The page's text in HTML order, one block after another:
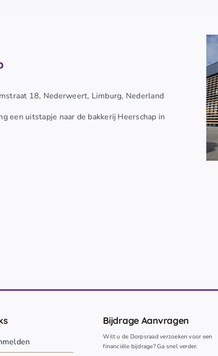
18, Nederweert, Limburg, Nederland
een uitstapje naar de bakkerij Heerschap in
Bijdrage Aanvragen
Wilt u de Dorpsraad verzoeken voor een
financiële bijdrage? Ga snel verder.